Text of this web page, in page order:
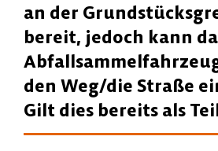
an der
bereit, jedoch kann
den Weg/die Straße
Gilt dies bereits als